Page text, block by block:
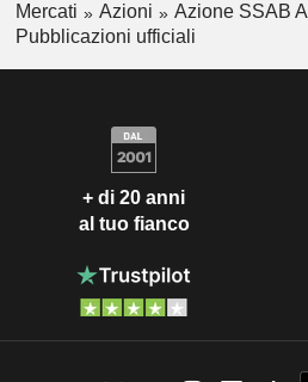
Mercati Azioni Azione SSAB A
Pubblicazioni ufficiali
+ di 20 anni
al tuo fianco